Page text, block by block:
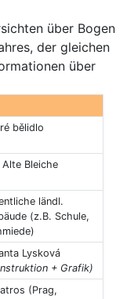
über Bogen
der gleichen
über
bělidlo
Alte Bleiche
ländl.
(z.B. Schule,
Lysková
+ Grafik)
(Prag,